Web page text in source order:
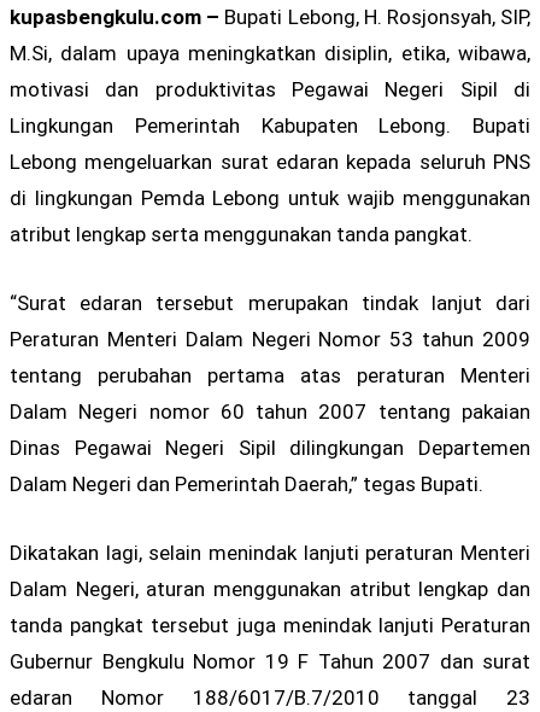
kupasbengkulu.com – Bupati Lebong, H. Rosjonsyah, SIP,
M.Si, dalam upaya meningkatkan disiplin, etika, wibawa,
motivasi dan produktivitas Pegawai Negeri Sipil di
Lingkungan Pemerintah Kabupaten Lebong. Bupati
Lebong mengeluarkan surat edaran kepada seluruh PNS
di lingkungan Pemda Lebong untuk wajib menggunakan
atribut lengkap serta menggunakan tanda pangkat.
“Surat edaran tersebut merupakan tindak lanjut dari
Peraturan Menteri Dalam Negeri Nomor 53 tahun 2009
tentang perubahan pertama atas peraturan Menteri
Dalam Negeri nomor 60 tahun 2007 tentang pakaian
Dinas Pegawai Negeri Sipil dilingkungan Departemen
Dalam Negeri dan Pemerintah Daerah,” tegas Bupati.
Dikatakan lagi, selain menindak lanjuti peraturan Menteri
Dalam Negeri, aturan menggunakan atribut lengkap dan
tanda pangkat tersebut juga menindak lanjuti Peraturan
Gubernur Bengkulu Nomor 19 F Tahun 2007 dan surat
edaran Nomor 188/6017/B.7/2010 tanggal 23